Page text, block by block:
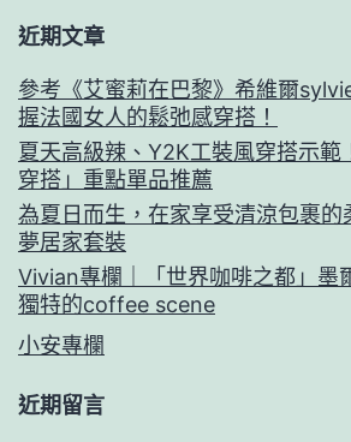
近期文章
參考《艾蜜莉在巴黎》希維爾
握法國女人的鬆弛感穿搭！
夏天高級辣、Y2K工裝風穿搭示範
穿搭」重點單品推薦
為夏日而生，在家享受清涼包裹的
夢居家套裝
Vivian專欄｜「世界咖啡之都」墨
獨特的coffee scene
小安專欄
近期留言